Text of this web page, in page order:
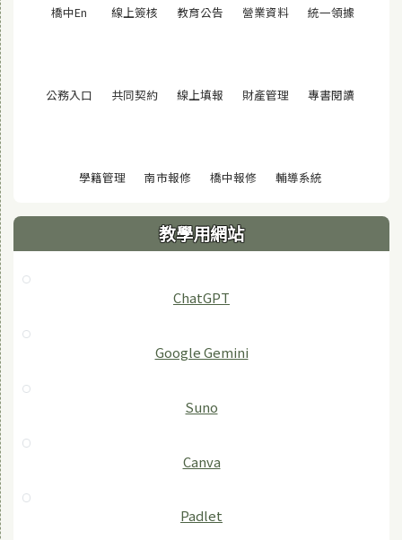
橋中En (另開視窗)
線上簽核 (另開視窗)
教育公告 (另開視窗)
營業資料(另開視窗)
統一領據
公務入口 (另開視窗)
共同契約(另開視窗)
線上填報 (另開視窗)
財產管理 (另開視窗)
專書閱讀
學籍管理(另開視窗)
南市報修(另開視窗)
橋中報修(另開視窗)
輔導系統(另開視窗)
教學用網站
ChatGPT
‎Google Gemini
Suno
Canva
Padlet